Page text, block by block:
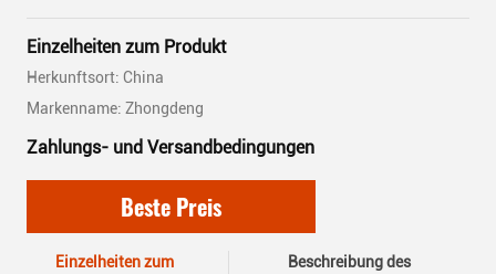
Einzelheiten zum Produkt
Herkunftsort: China
Markenname: Zhongdeng
Zahlungs- und Versandbedingungen
Beste Preis
Einzelheiten zum
Beschreibung des